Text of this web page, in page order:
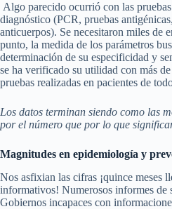
Algo parecido ocurrió con las
diagnóstico (PCR, pruebas
anticuerpos). Se necesitaron miles de
punto, la medida de los parámetros
determinación de su especificidad y
se ha verificado su utilidad con más
pruebas realizadas en pacientes de
Los datos terminan siendo como las
por el número que por lo que
Magnitudes en epidemiología y
Nos asfixian las cifras ¡quince meses
informativos! Numerosos informes de
Gobiernos incapaces con